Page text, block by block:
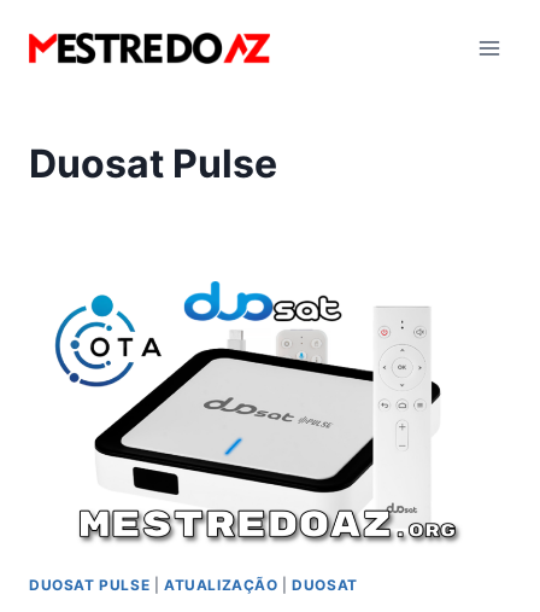
para
Duosat Pulse
DUOSAT PULSE ATUALIZAÇÃO |DUOSAT